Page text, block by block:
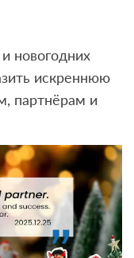
новогодних
искреннюю
партнёрам и